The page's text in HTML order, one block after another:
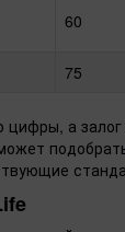
60
75
а залог